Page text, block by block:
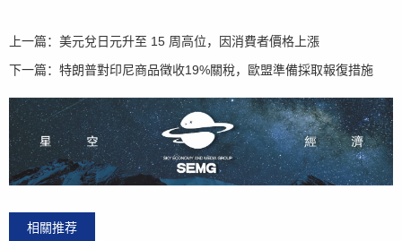
上一篇： 美元兌日元升至 15 周高位，因消費者價格上漲
下一篇： 特朗普對印尼商品徵收19%關稅，歐盟準備採取報復措施
相關推荐